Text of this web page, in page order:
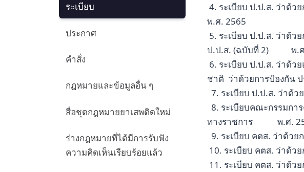
ระเบียบ
ประกาศ
คำสั่ง
กฎหมายและข้อมูลอื่น ๆ
สื่อชุดกฎหมายยาเสพติดใหม่
ร่างกฎหมายที่ได้มีการรับฟัง
ความคิดเห็นเรียบร้อยแล้ว
4. ระเบียบ ป.ป.ส. ว่าด้ว
พ.ศ. 2565
5. ระเบียบ ป.ป.ส. ว่าด้
ป.ป.ส. (ฉบับที่ 2) พ.ศ
6. ระเบียบ ป.ป.ส. ว่าด้ว
ชาติ ว่าด้วยการป้องกัน
7. ระเบียบ ป.ป.ส. ว่าด้ว
8. ระเบียบคณะกรรมก
ทางราชการ พ.ศ.
9. ระเบียบ คตส. ว่าด้ว
10. ระเบียบ คตส. ว่าด้ว
11. ระเบียบ คตส. ว่าด้ว